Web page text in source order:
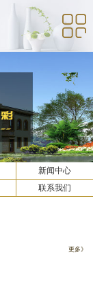
新闻中心
联系我们
更多》